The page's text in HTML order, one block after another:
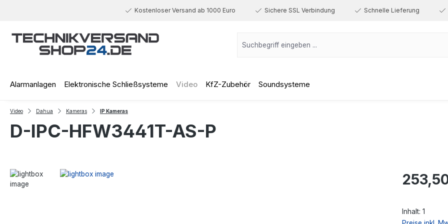
Kostenloser Versand ab 1000 Euro Sichere SSL Verbindung Schnelle Lieferung
Alarmanlagen Elektronische Schließsysteme Video KfZ-Zubehör Soundsysteme
Video Dahua Kameras IP Kameras
D-IPC-HFW3441T-AS-P
Regulärer Preis:
Inhalt: 1